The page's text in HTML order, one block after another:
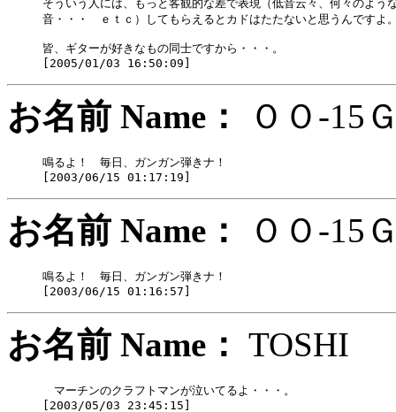
そういう人には、もっと客観的な差で表現（低音云々、何々のよう
音・・・　ｅｔｃ）してもらえるとカドはたたないと思うんですよ
皆、ギターが好きなもの同士ですから・・・。
お名前 Name： ＯＯ-
鳴るよ！　毎日、ガンガン弾きナ！
お名前 Name： ＯＯ-
鳴るよ！　毎日、ガンガン弾きナ！
お名前 Name：
マーチンのクラフトマンが泣いてるよ・・・。